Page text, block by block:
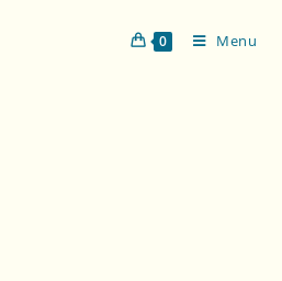
0 Menu